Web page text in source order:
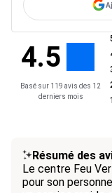
4.5
Basé sur 119 avis des 12
derniers mois
1
Résumé des
Le centre Feu
pour son